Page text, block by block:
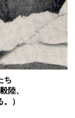
ち
陸、
）